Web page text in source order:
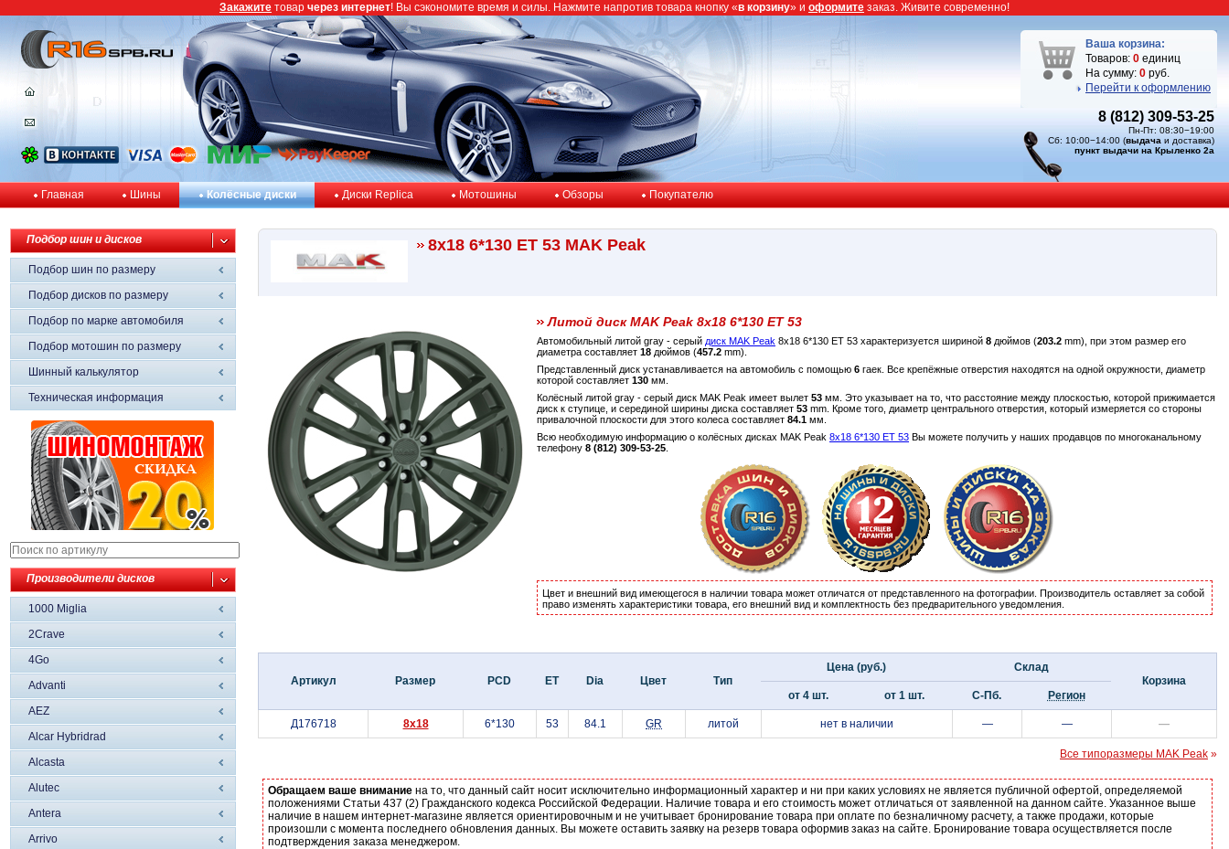
Ваша корзина:
Товаров: 0 единиц
На сумму: 0 руб.
Перейти к оформлению
8 (812) 309-53-25
Пн-Пт: 08:30−19:00
Сб: 10:00−14:00 (выдача и доставка)
пункт выдачи на Крыленко 2а
Главная Шины Колёсные диски Диски Replica Мотошины Обзоры Покупателю
Подбор шин и дисков
Подбор шин по размеру
Подбор дисков по размеру
Подбор по марке автомобиля
Подбор мотошин по размеру
Шинный калькулятор
Техническая информация
Производители дисков
1000 Miglia
2Crave
4Go
Advanti
AEZ
Alcar Hybridrad
Alcasta
Alutec
Antera
Arrivo
8x18 6*130 ET 53 MAK Peak
Литой диск MAK Peak 8x18 6*130 ET 53
Автомобильный литой gray - серый диск MAK Peak 8x18 6*130 ET 53 характеризуется шириной 8 дюймов (203.2 mm), при этом размер его
диаметра составляет 18 дюймов (457.2 mm).
Представленный диск устанавливается на автомобиль с помощью 6 гаек. Все крепёжные отверстия находятся на одной окружности, диаметр
которой составляет 130 мм.
Колёсный литой gray - серый диск MAK Peak имеет вылет 53 мм. Это указывает на то, что расстояние между плоскостью, которой прижимается
диск к ступице, и серединой ширины диска составляет 53 mm. Кроме того, диаметр центрального отверстия, который измеряется со стороны
привалочной плоскости для этого колеса составляет 84.1 мм.
Всю необходимую информацию о колёсных дисках MAK Peak 8x18 6*130 ET 53 Вы можете получить у наших продавцов по многоканальному
телефону 8 (812) 309-53-25
Цвет и внешний вид имеющегося в наличии товара может отличатся от представленного на фотографии. Производитель оставляет за собой
право изменять характеристики товара, его внешний вид и комплектность без предварительного уведомления.
Артикул Размер PCD ET Dia Цвет Тип
Цена (руб.)
Склад
Корзина
от 4 шт.
от 1 шт. С-Пб. Регион
Д176718 8x18 6*130 53 84.1 GR литой нет в наличии — — —
Все типоразмеры MAK Peak »
Обращаем ваше внимание на то, что данный сайт носит исключительно информационный характер и ни при каких условиях не является публичной офертой, определяемой
положениями Статьи 437 (2) Гражданского кодекса Российской Федерации. Наличие товара и его стоимость может отличаться от заявленной на данном сайте. Указанное выше
наличие в нашем интернет-магазине является ориентировочным и не учитывает бронирование товара при оплате по безналичному расчету, а также продажи, которые
произошли с момента последнего обновления данных. Вы можете оставить заявку на резерв товара оформив заказ на сайте. Бронирование товара осуществляется после
подтверждения заказа менеджером.
Закажите товар через интернет! Вы сэкономите время и силы. Нажмите напротив товара кнопку «в корзину» и оформите заказ. Живите современно!